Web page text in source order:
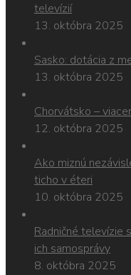
televízií
13. októbra 2025
Sasko: dotácia z
13. októbra 2025
Chorvátsko –
12. októbra 2025
Ako miznú
ticho v éteri
10. októbra 2025
Radničné televízie
ich samosprávy
8. októbra 2025